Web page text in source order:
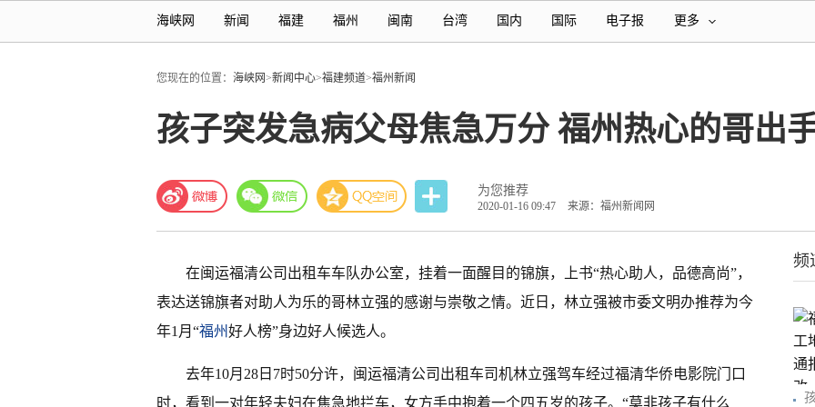
海峡网 新闻 福建 福州 闽南 台湾 国内 国际 电子报 更多
您现在的位置： 海峡网>新闻中心>福建频道>福州新闻
孩子突发急病父母焦急万分 福州热心的哥出
为您推荐
2020-01-16 09:47 来源：福州新闻网
在闽运福清公司出租车车队办公室，挂着一面醒目的锦旗，上书“热心助人，品德高尚”，
表达送锦旗者对助人为乐的哥林立强的感谢与崇敬之情。近日，林立强被市委文明办推荐为今
年1月“福州好人榜”身边好人候选人。
去年10月28日7时50分许，闽运福清公司出租车司机林立强驾车经过福清华侨电影院门口
时，看到一对年轻夫妇在焦急地拦车，女方手中抱着一个四五岁的孩子。“莫非孩子有什么
频